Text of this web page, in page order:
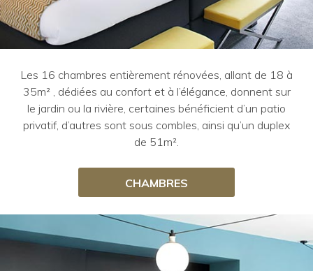
Les 16 chambres entièrement rénovées, allant de 18 à
35m² , dédiées au confort et à l’élégance, donnent sur
le jardin ou la rivière, certaines bénéficient d’un patio
privatif, d’autres sont sous combles, ainsi qu’un duplex
de 51m².
CHAMBRES